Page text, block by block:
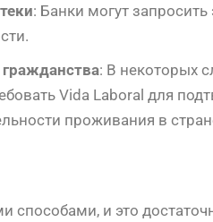
: Банки могут запросить
: В некоторых
Vida Laboral для
проживания в
способами, и это